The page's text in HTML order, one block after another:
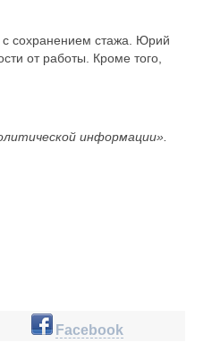
с сохранением стажа. Юрий
от работы. Кроме того,
информации».
Facebook